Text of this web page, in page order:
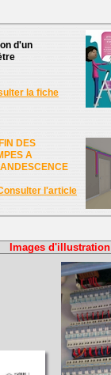
d'un
la fiche
DES
A
l'article
Images